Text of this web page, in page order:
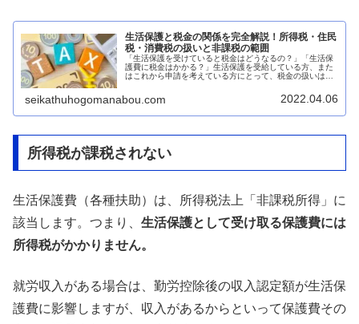
生活保護と税金の関係を完全解説！所得税・住民
税・消費税の扱いと非課税の範囲
「生活保護を受けていると税金はどうなるの？」「生活保
護費に税金はかかる？」生活保護を受給している方、また
はこれから申請を考えている方にとって、税金の扱いは重
seikathuhogomanabou.com 2022.04.06
所得税が課税されない
生活保護費（各種扶助）は、所得税法上「非課税所得」に
該当します。つまり、 生活保護として受け取る保護費には
所得税がかかりません。
就労収入がある場合は、勤労控除後の収入認定額が生活保
護費に影響しますが、収入があるからといって保護費その